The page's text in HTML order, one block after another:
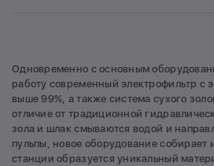
Одновременно с основным
работу современный электрофильтр с
выше 99%, а также система сухого
отличие от традиционной
зола и шлак смываются водой и
пульпы, новое оборудование собирает
станции образуется уникальный